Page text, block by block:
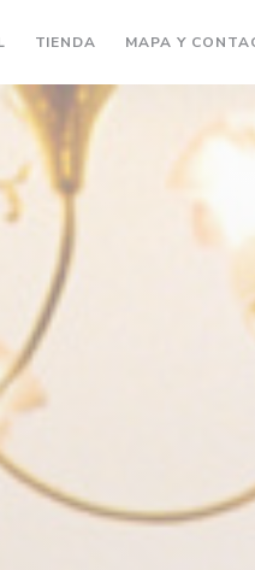
TIENDA ((ABRE EN UNA
MAPA Y